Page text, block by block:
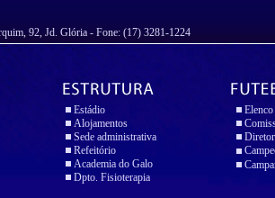
92, Jd. Glória - Fone: (17) 3281-1224
Estádio
Alojamentos
Sede administrativa
Refeitório
Academia do Galo
Dpto. Fisioterapia
Elenco